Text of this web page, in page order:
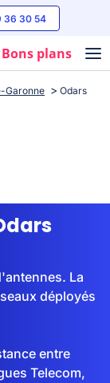
36 30 54
Bons plans
Garonne Odars
La
déployés
entre
Telecom,